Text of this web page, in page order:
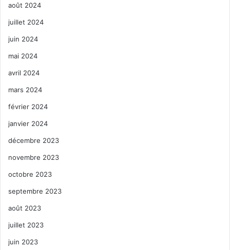
août 2024
juillet 2024
juin 2024
mai 2024
avril 2024
mars 2024
février 2024
janvier 2024
décembre 2023
novembre 2023
octobre 2023
septembre 2023
août 2023
juillet 2023
juin 2023